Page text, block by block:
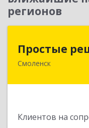
регионов
Простые
Смоленск
Клиентов на
214015,